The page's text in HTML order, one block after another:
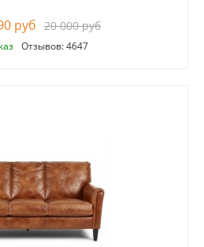
руб 20 000 руб
Отзывов: 4647